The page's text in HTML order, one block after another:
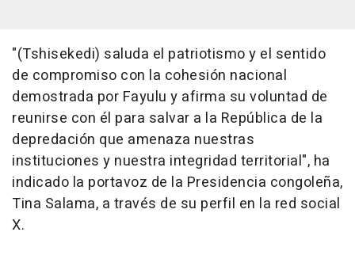
"(Tshisekedi) saluda el patriotismo y el sentido
de compromiso con la cohesión nacional
demostrada por Fayulu y afirma su voluntad de
reunirse con él para salvar a la República de la
depredación que amenaza nuestras
instituciones y nuestra integridad territorial", ha
indicado la portavoz de la Presidencia congoleña,
Tina Salama, a través de su perfil en la red social
X.